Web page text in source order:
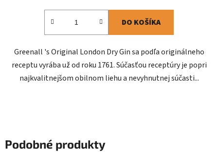
DO KOŠÍKA
Greenall 's Original London Dry Gin sa podľa originálneho
receptu vyrába už od roku 1761. Súčasťou receptúry je popri
najkvalitnejšom obilnom liehu a nevyhnutnej súčasti...
Podobné produkty